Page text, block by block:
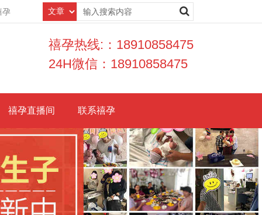
孕
禧孕热线:：18910858475
24H微信：18910858475
禧孕直播间 联系禧孕